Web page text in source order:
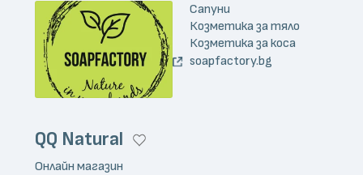
Сапуни
Козметика за тяло
Козметика за коса
soapfactory.bg
QQ Natural
Онлайн магазин